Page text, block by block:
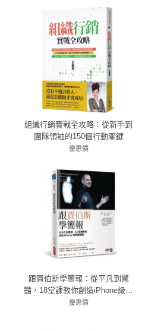
7折 385元
組織行銷實戰全攻略：從新手到
團隊領袖的150個行動關鍵
優惠價
跟賈伯斯學簡報：從平凡到驚
豔，18堂課教你創造iPhone級簡
報體驗
優惠價